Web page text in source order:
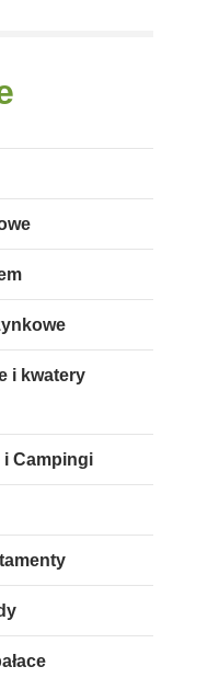
i kwatery
i Campingi